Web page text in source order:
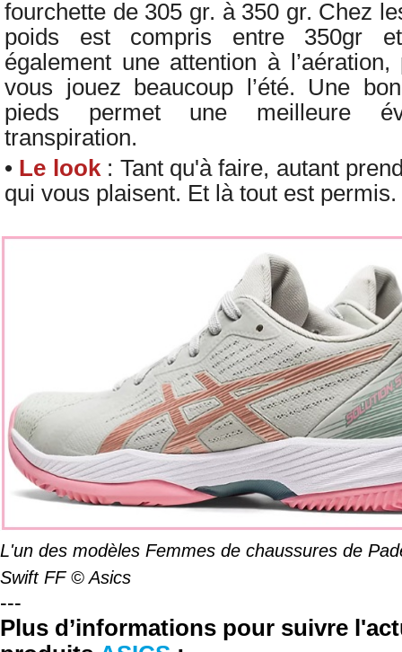
fourchette de 305 gr. à 350 gr. Chez
poids est compris entre 350gr
également une attention à
vous jouez beaucoup l’été. Une
pieds permet une meilleure
transpiration.
• Le look : Tant qu'à faire, autant
qui vous plaisent. Et là tout est permis.
L'un des modèles Femmes de chaussures de
Swift FF © Asics
---
Plus d’informations pour suivre